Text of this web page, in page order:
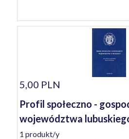
5,00 PLN
Profil społeczno -
województwa
1 produkt/y